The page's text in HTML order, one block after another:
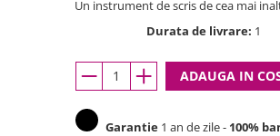
Un instrument de scris de cea mai
Durata de livrare: 1
ADAUGA IN
Garantie 1 an de zile - 100%